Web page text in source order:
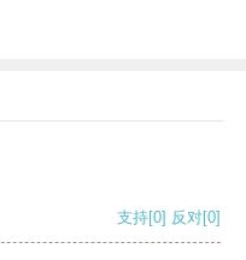
支持[0] 反对[0]